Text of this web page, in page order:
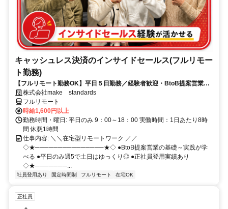
キャッシュレス決済のインサイドセールス(フルリモー
ト勤務)
【フルリモート勤務OK】平日５日勤務／経験者歓迎・BtoB提案営業で
スキルアップ
株式会社make standards
フルリモート
時給1,600円以上
勤務時間・曜日: 平日のみ 9：00～18：00 実働時間：1日あたり8時
間 休憩1時間
仕事内容: ＼＼在宅型リモートワーク ／／
◇★───────────────★◇ ●BtoB提案営業の基礎～実践が学
べる ●平日のみ週5で土日はゆっくり◎ ●正社員登用実績あり
◇★───────...
社員登用あり 固定時間制 フルリモート 在宅OK
正社員